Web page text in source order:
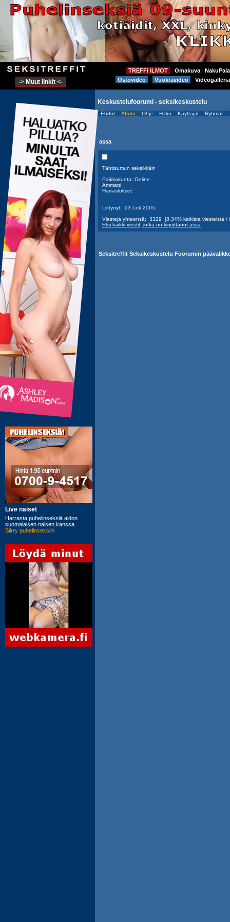
TREFFI ILMOT ⋅ Omakuva ⋅
Ostovideo
⋅ Vuokravideo ⋅ Videogalleria
-> Muut linkit <-
Keskustelufoorumi - seksikeskustelu
Ehdot : Aloita : Ohje : Haku : Käyttäjät : Ryhmät
assa
Tähtisumun seksikkäin
Paikkakunta: Online
Ammatti:
Harrastukset:
Liittynyt: 03 Lok 2005
Viestejä yhteensä: 3329 [8.34% kaikista viesteistä /
Etsi kaikki viestit, jotka on kirjoittanut assa
Seksitreffit Seksikeskustelu Foorumin